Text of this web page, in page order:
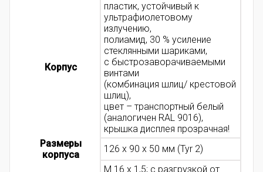
Корпус
пластик, устойчивый к
ультрафиолетовому
излучению,
полиамид, 30 % усиление
стеклянными шариками,
с быстрозаворачиваемыми
винтами
(комбинация шлиц/ крестовой
шлиц),
цвет – транспортный белый
(аналогичен RAL 9016),
крышка дисплея прозрачная!
Размеры
корпуса
126 x 90 x 50 мм (Tyr 2)
M 16 x 1,5; с разгрузкой от